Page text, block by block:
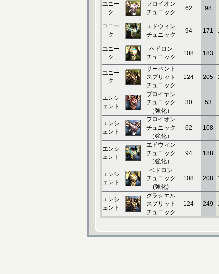
ユニー
ク
フロイオン
チュニック
62 98
ユニー
ク
エドウィン
チュニック
94 171
ユニー
ク
ベドロン
チュニック
108 183
ユニー
ク
サーペント
スプリット
チュニック
124 205
エンシ
ェント
プロイヤン
チュニック
（強化）
30 53
エンシ
ェント
フロイオン
チュニック
（強化）
62 108
エンシ
ェント
エドウィン
チュニック
（強化）
94 188
エンシ
ェント
ベドロン
チュニック
(強化)
108 208
エンシ
ェント
グラシエル
スプリット
チュニック
124 249